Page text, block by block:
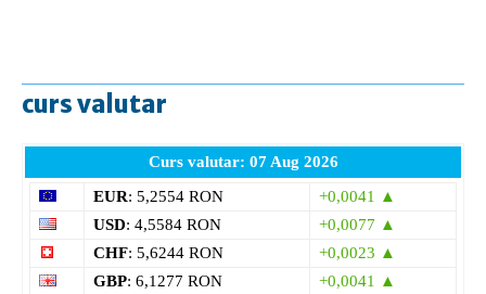
curs valutar
Curs valutar: 07 Aug 2026
EUR: 5,2554 RON
+0,0041 ▲
USD: 4,5584 RON
+0,0077 ▲
CHF: 5,6244 RON
+0,0023 ▲
GBP: 6,1277 RON
+0,0041 ▲